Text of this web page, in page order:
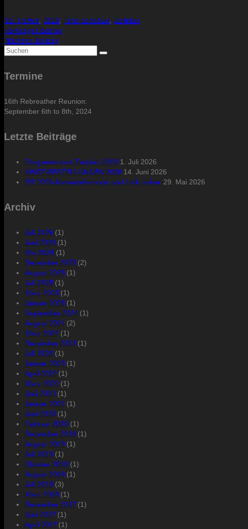
10. Treffen 2018 Time schedule Zeitplan
Vorheriger Beitrag
Nächster Beitrag
Suche
Termine
16th Rebreather Reunion:
September 6th to 8th, 2024
Letzte Beiträge
Programm und Zeitplan 2026 1. Juli 2026
SHIRT-BESTELLUNGEN 2026 14. Juni 2026
RR 2026 Anmeldeformular und Link online 29. Mai 2026
Archiv
Juli 2026 (1)
Juni 2026 (1)
Mai 2026 (1)
Dezember 2025 (2)
August 2025 (1)
Juli 2025 (1)
März 2025 (1)
Januar 2025 (1)
September 2024 (1)
August 2024 (2)
März 2024 (1)
Dezember 2023 (1)
Juli 2023 (1)
Januar 2023 (1)
April 2022 (1)
März 2022 (1)
Juni 2021 (1)
Januar 2021 (1)
Juni 2020 (1)
Februar 2020 (1)
Dezember 2019 (1)
August 2019 (1)
Juli 2019 (1)
Oktober 2018 (1)
August 2018 (1)
Juli 2018 (3)
März 2018 (1)
Dezember 2017 (1)
Juni 2017 (1)
April 2017 (1)